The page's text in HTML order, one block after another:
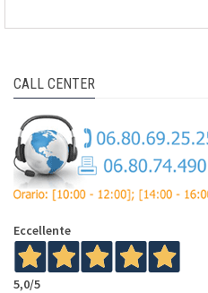
CALL CENTER
Eccellente
5,0/5